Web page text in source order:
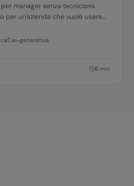
manager senza tecnicismi.
per un'azienda che vuole usare
ai-generativa
6 min